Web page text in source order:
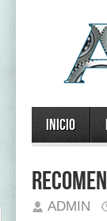
Inicio
ADMIN